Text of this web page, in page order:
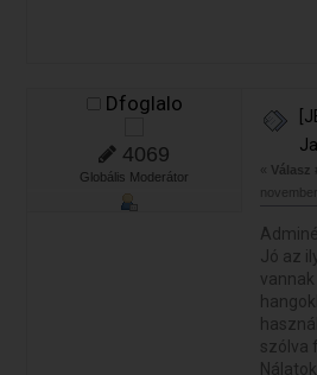
Dfoglalo
4069
Globális Moderátor « Válasz
Jó az
szólva